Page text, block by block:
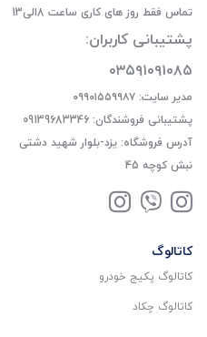
تماس فقط روز های کاری ساعت 8الی13
پشتیبانی کاربران:
۰۳۵۹۱۰۹۱۰۸۵
مدیر سایت: ۰۹۹۰۱۵۵۹۹۸۷
پشتیبانی فروشندگان: 09139683346
آدرس فروشگاه: یزد-بلوار شهید دشتی
نبش کوچه 45
کاتالوگ
کاتالوگ پکیج خودرو
کاتالوگ چکاد